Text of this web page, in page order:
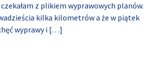
z plikiem wyprawowych planów.
kilka kilometrów a że w piątek
wyprawy i […]